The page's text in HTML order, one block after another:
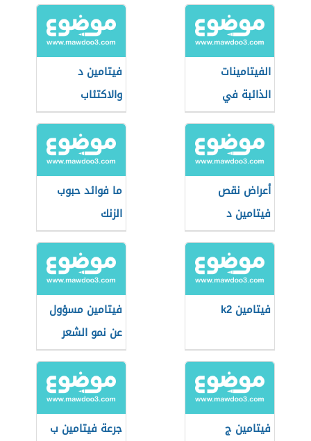
الفيتامينات
الذائبة في
الدهون
فيتامين د
والاكتئاب
أعراض نقص
فيتامين د
ما فوائد حبوب
الزنك
فيتامين k2
فيتامين مسؤول
عن نمو الشعر
فيتامين ج
جرعة فيتامين ب